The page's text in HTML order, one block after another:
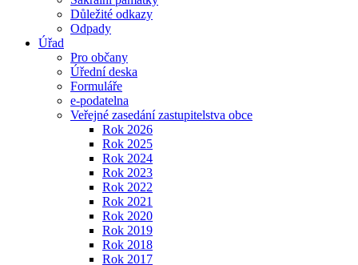
Důležité odkazy
Odpady
Úřad
Pro občany
Úřední deska
Formuláře
e-podatelna
Veřejné zasedání zastupitelstva obce
Rok 2026
Rok 2025
Rok 2024
Rok 2023
Rok 2022
Rok 2021
Rok 2020
Rok 2019
Rok 2018
Rok 2017